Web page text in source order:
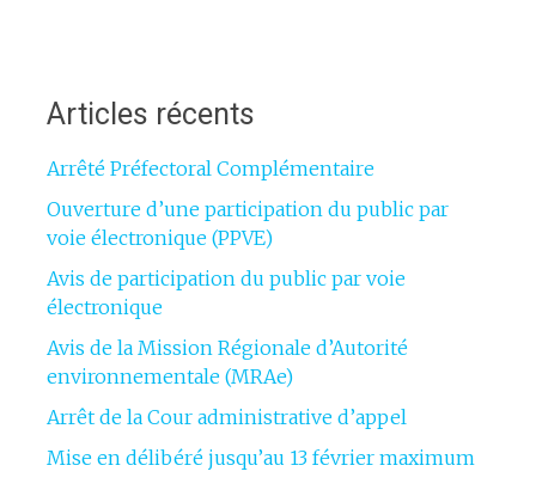
Articles récents
Arrêté Préfectoral Complémentaire
Ouverture d’une participation du public par
voie électronique (PPVE)
Avis de participation du public par voie
électronique
Avis de la Mission Régionale d’Autorité
environnementale (MRAe)
Arrêt de la Cour administrative d’appel
Mise en délibéré jusqu’au 13 février maximum